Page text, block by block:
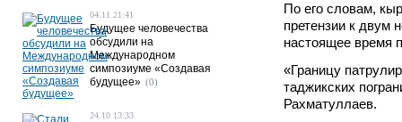
По его словам,
претензии к
настоящее время
«Границу
таджикских
Рахматуллаев.
04.11 21:41
Будущее человечества
обсудили на
Международном
симпозиуме «Создавая
будущее» (0)
24.10 13:33